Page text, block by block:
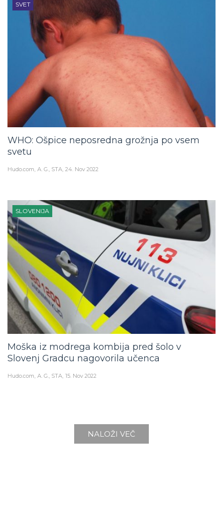
SVET
WHO: Ošpice neposredna grožnja po vsem
svetu
Hudo.com A. G., STA 24. Nov 2022
SLOVENIJA
Moška iz modrega kombija pred šolo v
Slovenj Gradcu nagovorila učenca
Hudo.com A. G., STA 15. Nov 2022
NALOŽI VEČ